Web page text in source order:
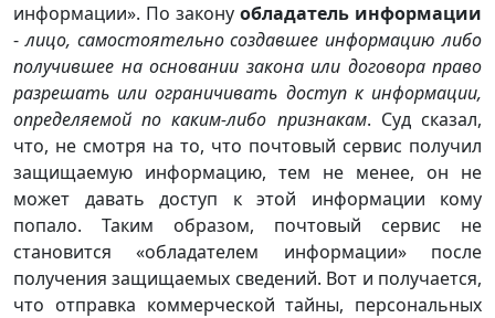
информации». По закону обладатель информации
-лицо, самостоятельно создавшее информацию либо
получившее на основании закона или договора право
разрешать или ограничивать доступ к информации,
определяемой по каким-либо признакам. Суд сказал,
что, не смотря на то, что почтовый сервис получил
защищаемую информацию, тем не менее, он не
может давать доступ к этой информации кому
попало. Таким образом, почтовый сервис не
становится «обладателем информации» после
получения защищаемых сведений. Вот и получается,
что отправка коммерческой тайны, персональных